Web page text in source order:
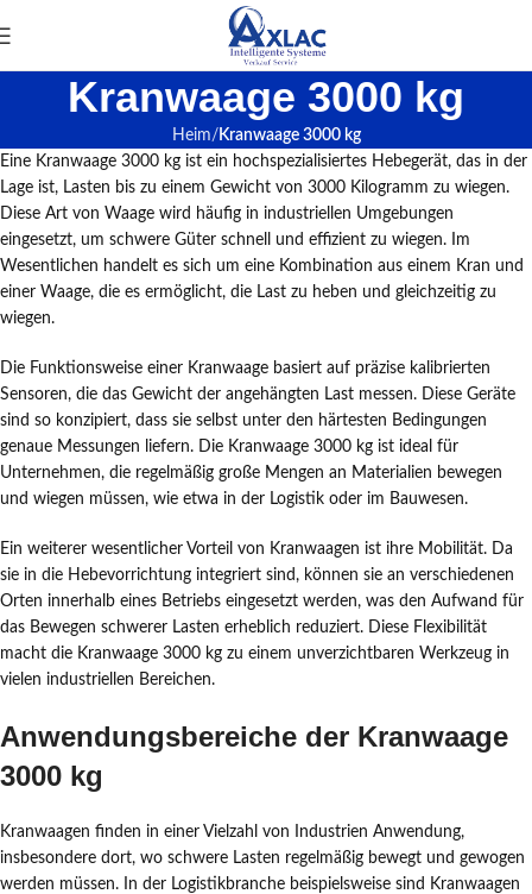
Kranwaage 3000 kg
Heim
Kranwaage 3000 kg
Eine Kranwaage 3000 kg ist ein hochspezialisiertes Hebegerät, das in der
Lage ist, Lasten bis zu einem Gewicht von 3000 Kilogramm zu wiegen.
Diese Art von Waage wird häufig in industriellen Umgebungen
eingesetzt, um schwere Güter schnell und effizient zu wiegen. Im
Wesentlichen handelt es sich um eine Kombination aus einem Kran und
einer Waage, die es ermöglicht, die Last zu heben und gleichzeitig zu
wiegen.
Die Funktionsweise einer Kranwaage basiert auf präzise kalibrierten
Sensoren, die das Gewicht der angehängten Last messen. Diese Geräte
sind so konzipiert, dass sie selbst unter den härtesten Bedingungen
genaue Messungen liefern. Die Kranwaage 3000 kg ist ideal für
Unternehmen, die regelmäßig große Mengen an Materialien bewegen
und wiegen müssen, wie etwa in der Logistik oder im Bauwesen.
Ein weiterer wesentlicher Vorteil von Kranwaagen ist ihre Mobilität. Da
sie in die Hebevorrichtung integriert sind, können sie an verschiedenen
Orten innerhalb eines Betriebs eingesetzt werden, was den Aufwand für
das Bewegen schwerer Lasten erheblich reduziert. Diese Flexibilität
macht die Kranwaage 3000 kg zu einem unverzichtbaren Werkzeug in
vielen industriellen Bereichen.
Anwendungsbereiche der Kranwaage
3000 kg
Kranwaagen finden in einer Vielzahl von Industrien Anwendung,
insbesondere dort, wo schwere Lasten regelmäßig bewegt und gewogen
werden müssen. In der Logistikbranche beispielsweise sind Kranwaagen